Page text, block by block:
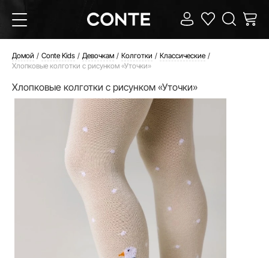
Домой Conte Kids Девочкам Колготки
Классические
Хлопковые колготки с рисунком «Уточки»
Хлопковые колготки с рисунком «Уточки»